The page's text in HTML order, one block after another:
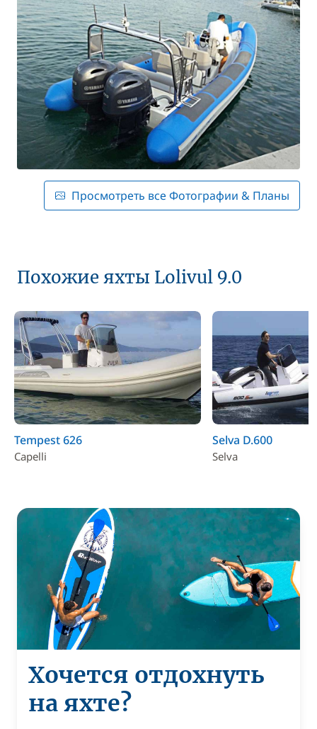
Просмотреть все Фотографии & Планы
Похожие яхты Lolivul 9.0
Tempest 626
Capelli
Selva D.600
Selva
Хочется отдохнуть
на яхте?